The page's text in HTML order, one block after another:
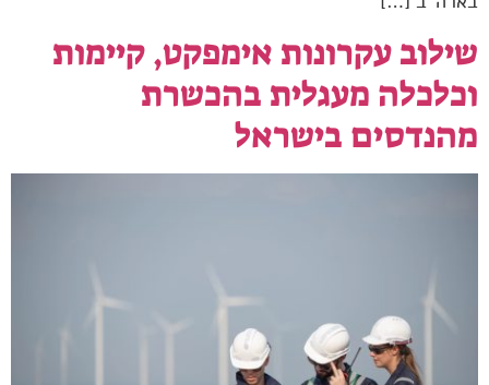
שילוב עקרונות אימפקט, קיימות
וכלכלה מעגלית בהכשרת
מהנדסים בישראל